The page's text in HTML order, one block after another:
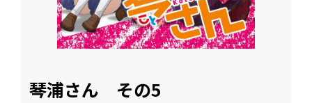
琴浦さん その5